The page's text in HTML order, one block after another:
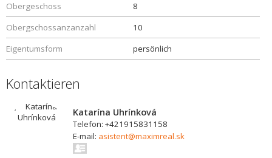
Obergeschoss
8
Obergschossanzanzahl
10
Eigentumsform
persönlich
Kontaktieren
Katarína Uhrínková
Telefon: +421915831158
E-mail: asistent@maximreal.sk